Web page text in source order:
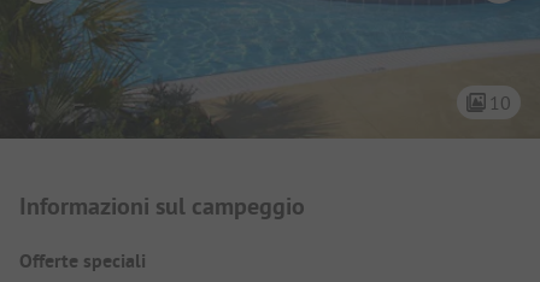
10
Informazioni sul campeggio
Offerte speciali